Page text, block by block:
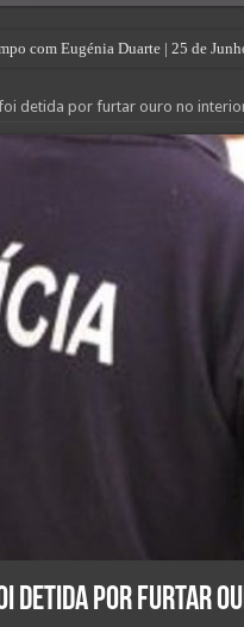
com Eugénia Duarte | 25 de
detida por furtar ouro no
detida por furtar